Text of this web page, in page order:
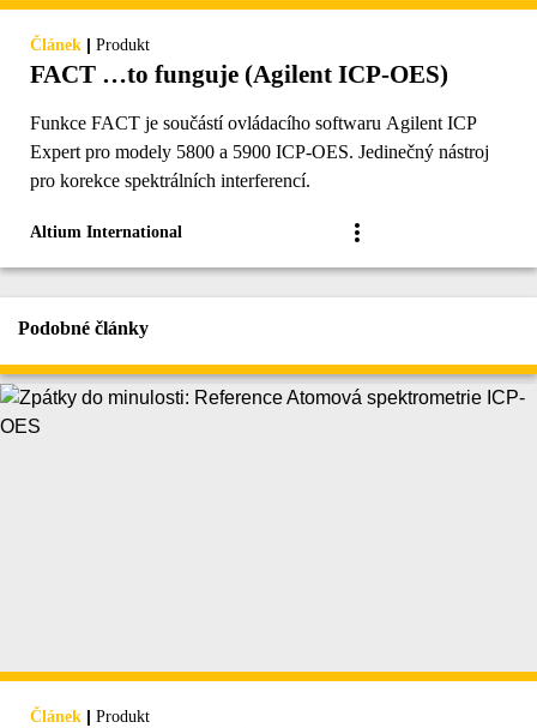
Článek | Produkt
FACT …to funguje (Agilent ICP-OES)
Funkce FACT je součástí ovládacího softwaru Agilent ICP
Expert pro modely 5800 a 5900 ICP-OES. Jedinečný nástroj
pro korekce spektrálních interferencí.
Altium International
Podobné články
Článek | Produkt